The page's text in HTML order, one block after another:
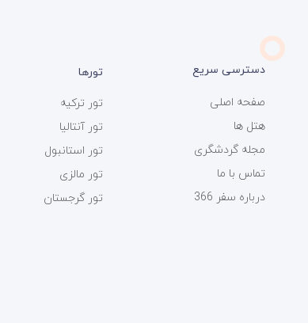
دسترسی سریع
صفحه اصلی
هتل ها
مجله گردشگری
تماس با ما
درباره سفر 366
تورها
تور ترکیه
تور آنتالیا
تور استانبول
تور مالزی
تور گرجستان